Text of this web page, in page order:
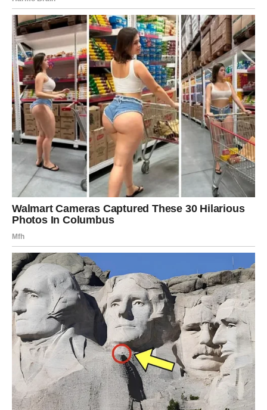
2. Prirodno kretanje – Aktivnost
kroz svakodnevne zadatke
Za razliku od zapadnog pristupa zdravlju koji često uključuje
intenzivne treninge i sate u teretani, Japanci se oslanjaju na
kontinuirano, umjereno kretanjetijekom cijelog dana.
Kretanje je ugrađeno u njihovu svakodnevicu:
Hodanje do trgovine ili posla
Vožnja biciklom umjesto automobila
Održavanje doma i vrta
Igranje s unucima ili sudjelovanje u zajedničkim
aktivnostima
Takav način života potiče cirkulaciju, jača mišiće i održava
pokrete zglobova – bez dodatnog opterećenja ili stresa na
tijelo. Osim tjelesnih prednosti, stalna aktivnost smanjuje rizik
od depresije, anksioznosti i usamljenosti.